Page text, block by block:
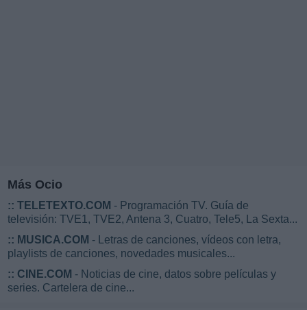
Más Ocio
:: TELETEXTO.COM - Programación TV. Guía de
televisión: TVE1, TVE2, Antena 3, Cuatro, Tele5, La Sexta...
:: MUSICA.COM - Letras de canciones, vídeos con letra,
playlists de canciones, novedades musicales...
:: CINE.COM - Noticias de cine, datos sobre películas y
series. Cartelera de cine...